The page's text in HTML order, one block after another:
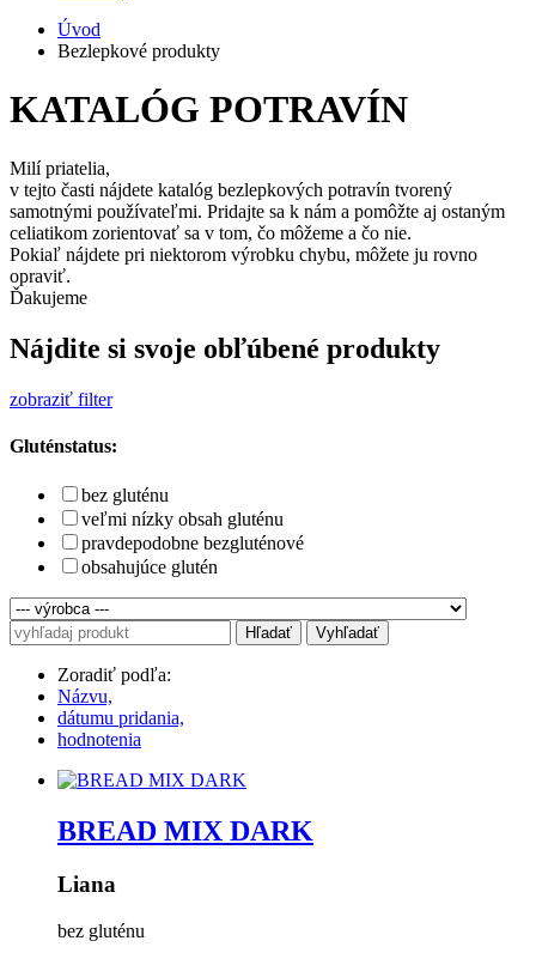
Úvod
Bezlepkové produkty
KATALÓG POTRAVÍN
Milí priatelia,
v tejto časti nájdete katalóg bezlepkových potravín tvorený
samotnými používateľmi. Pridajte sa k nám a pomôžte aj ostaným
celiatikom zorientovať sa v tom, čo môžeme a čo nie.
Pokiaľ nájdete pri niektorom výrobku chybu, môžete ju rovno
opraviť.
Ďakujeme
Nájdite si svoje obľúbené produkty
zobraziť filter
Gluténstatus:
bez gluténu
veľmi nízky obsah gluténu
pravdepodobne bezgluténové
obsahujúce glutén
Hľadať Vyhľadať
Zoradiť podľa:
Názvu,
dátumu pridania,
hodnotenia
BREAD MIX DARK
Liana
bez gluténu